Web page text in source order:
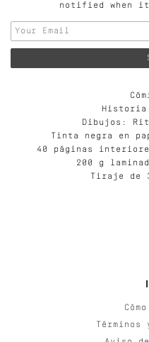
notified when it
Dibujos:
Tinta negra en
40 páginas
200 g
Tiraje de
Términos